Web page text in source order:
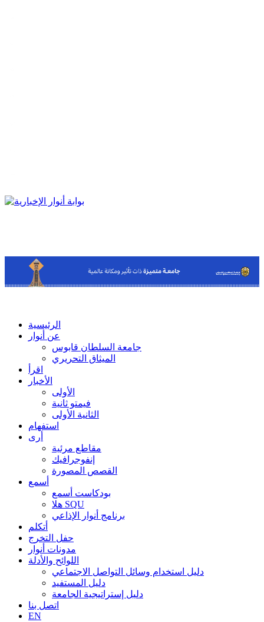
الرئيسية
عن أنوار
جامعة السلطان قابوس
الميثاق التحريري
اقرأ
الأخبار
الأولى
فيمتو ثانية
الثانية الأولى
استفهام
أرى
مقاطع مرئية
إنفوجرافيك
القصص المصورة
أسمع
بودكاست أسمع
هلا SQU
برنامج أنوار الإذاعي
أتكلم
حفل التخرج
مدونات أنوار
اللوائح والأدلة
دليل استخدام وسائل التواصل الاجتماعي
دليل المستفيد
دليل إستراتيجية الجامعة
اتصل بنا
EN